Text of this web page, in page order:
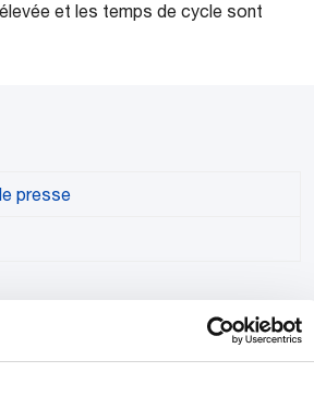
et les temps de cycle sont
presse
Stellantis, est un leader mondial des